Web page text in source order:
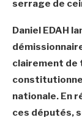
serrage de
Daniel EDAH
clairement
nationale. En
ces députés,